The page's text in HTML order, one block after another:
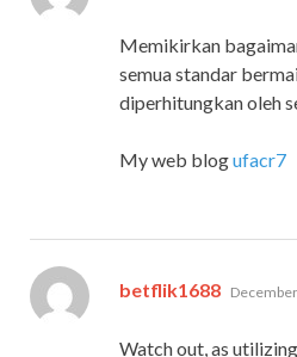
Memikirkan
semua standar
diperhitungkan oleh
My web blogufacr7
betflik1688 says:
Watch out, as